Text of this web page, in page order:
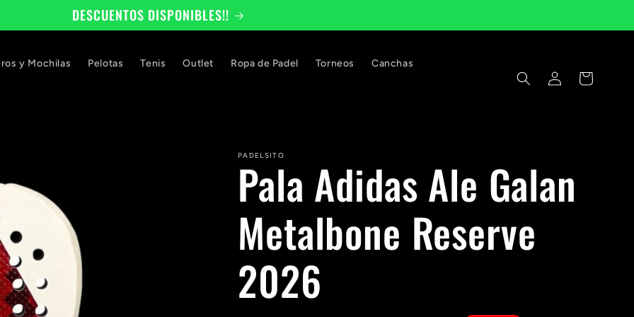
DESCUENTOS DISPONIBLES!!
y Mochilas Pelotas Tenis Outlet Ropa de Padel Torneos Canchas
Iniciar
sesión
Carrito
PADELSITO
Pala Adidas Ale Galan
Metalbone Reserve
2026